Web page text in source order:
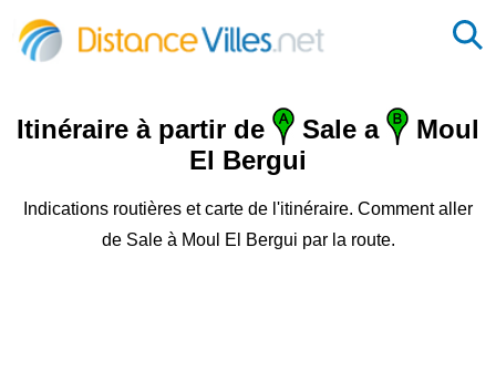
Itinéraire à partir de Sale a
Moul
El Bergui
Indications routières et carte de l'itinéraire. Comment aller
de Sale à Moul El Bergui par la route.